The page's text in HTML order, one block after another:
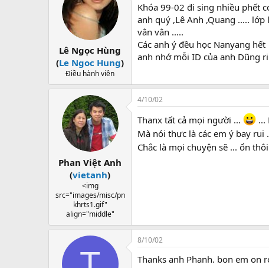
Lê Ngọc Hùng
(Le Ngoc Hung)
Điều hành viên
Khóa 99-02 đi sing nhiều phết
anh quý ,Lê Anh ,Quang ..... lớp
vân vân .....
Các anh ý đều học Nanyang hết
anh nhớ mỗi ID của anh Dũng
Phan Việt Anh
(vietanh)
<img
src="images/misc/pn
khrts1.gif"
align="middle"
4/10/02
Thanx tất cả mọi người ...
...
Mà nói thực là các em ý bay rui
Chắc là mọi chuyện sẽ ... ổn
8/10/02
Thanks anh Phanh. bon em on